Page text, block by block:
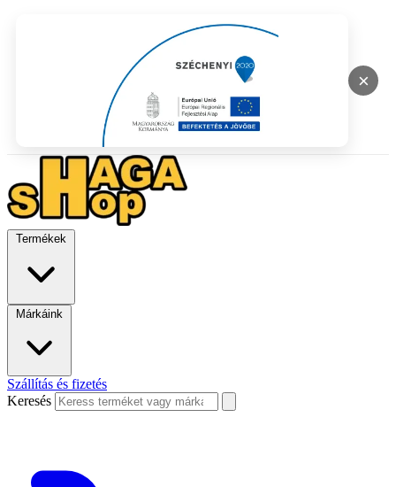
×
Termékek
Márkáink
Szállítás és fizetés
Keresés